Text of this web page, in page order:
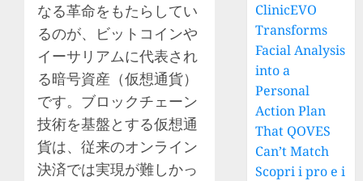
なる革命をもたらしてい
るのが、ビットコインや
イーサリアムに代表され
る暗号資産（仮想通貨）
です。ブロックチェーン
技術を基盤とする仮想通
貨は、従来のオンライン
決済では実現が難しかっ
ClinicEVO
Transforms
Facial Analysis
into a
Personal
Action Plan
That QOVES
Can’t Match
Scopri i pro e i